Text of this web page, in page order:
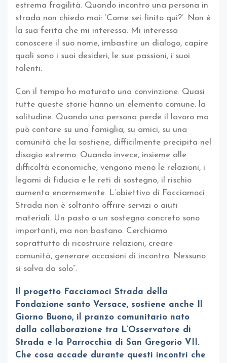
estrema fragilità. Quando incontro una persona in
strada non chiedo mai: ‘Come sei finito qui?’. Non è
la sua ferita che mi interessa. Mi interessa
conoscere il suo nome, imbastire un dialogo, capire
quali sono i suoi desideri, le sue passioni, i suoi
talenti.
Con il tempo ho maturato una convinzione. Quasi
tutte queste storie hanno un elemento comune: la
solitudine. Quando una persona perde il lavoro ma
può contare su una famiglia, su amici, su una
comunità che la sostiene, difficilmente precipita nel
disagio estremo. Quando invece, insieme alle
difficoltà economiche, vengono meno le relazioni, i
legami di fiducia e le reti di sostegno, il rischio
aumenta enormemente. L’obiettivo di Facciamoci
Strada non è soltanto offrire servizi o aiuti
materiali. Un pasto o un sostegno concreto sono
importanti, ma non bastano. Cerchiamo
soprattutto di ricostruire relazioni, creare
comunità, generare occasioni di incontro. Nessuno
si salva da solo”.
Il progetto Facciamoci Strada della
Fondazione santo Versace, sostiene anche Il
Giorno Buono, il pranzo comunitario nato
dalla collaborazione tra L’Osservatore di
Strada e la Parrocchia di San Gregorio VII.
Che cosa accade durante questi incontri che